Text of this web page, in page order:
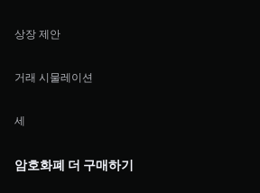
상장 제안
거래 시물레이션
세
암호화폐 더 구매하기